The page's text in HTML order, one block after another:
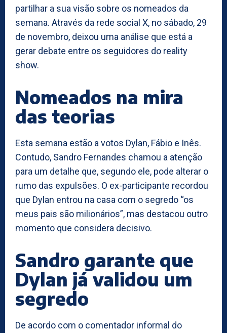
partilhar a sua visão sobre os nomeados da
semana. Através da rede social X, no sábado, 29
de novembro, deixou uma análise que está a
gerar debate entre os seguidores do reality
show.
Nomeados na mira
das teorias
Esta semana estão a votos Dylan, Fábio e Inês.
Contudo, Sandro Fernandes chamou a atenção
para um detalhe que, segundo ele, pode alterar o
rumo das expulsões. O ex-participante recordou
que Dylan entrou na casa com o segredo “os
meus pais são milionários”, mas destacou outro
momento que considera decisivo.
Sandro garante que
Dylan já validou um
segredo
De acordo com o comentador informal do